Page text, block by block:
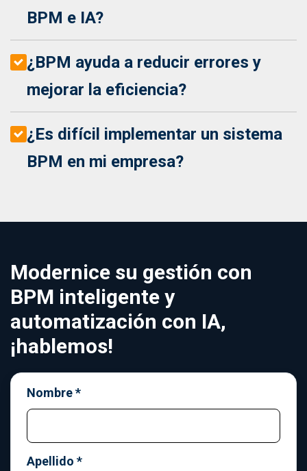
BPM e IA?
¿BPM ayuda a reducir errores y
mejorar la eficiencia?
¿Es difícil implementar un sistema
BPM en mi empresa?
Modernice su gestión con
BPM inteligente y
automatización con IA,
¡hablemos!
Nombre*
Apellido *